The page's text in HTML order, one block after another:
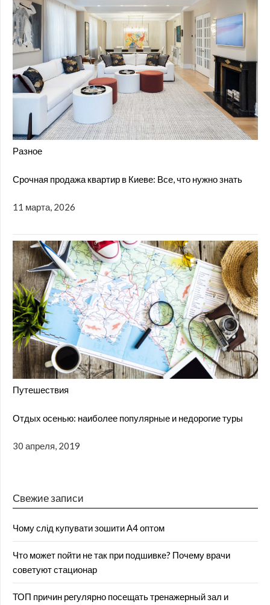
Разное
Срочная продажа квартир в Киеве: Все, что нужно знать
11 марта, 2026
Путешествия
Отдых осенью: наиболее популярные и недорогие туры
30 апреля, 2019
Свежие записи
Чому слід купувати зошити А4 оптом
Что может пойти не так при подшивке? Почему врачи
советуют стационар
ТОП причин регулярно посещать тренажерный зал и